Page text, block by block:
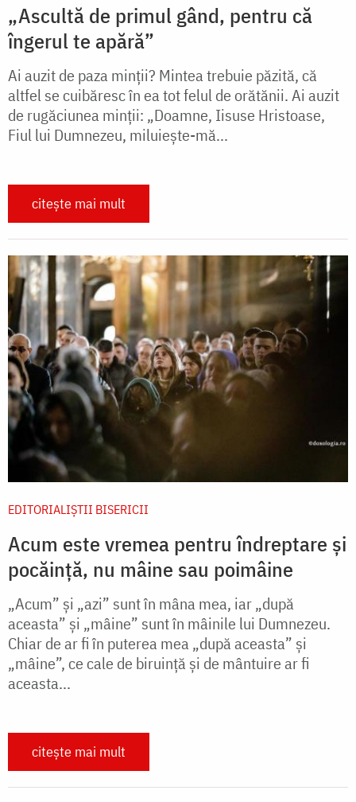
„Ascultă de primul gând, pentru că
îngerul te apără”
Ai auzit de paza minții? Mintea trebuie păzită, că
altfel se cuibăresc în ea tot felul de orătănii. Ai auzit
de rugăciunea minții: „Doamne, Iisuse Hristoase,
Fiul lui Dumnezeu, miluiește-mă...
citește mai mult
EDITORIALIȘTII BISERICII
Acum este vremea pentru îndreptare și
pocăință, nu mâine sau poimâine
„Acum” și „azi” sunt în mâna mea, iar „după
aceasta” și „mâine” sunt în mâinile lui Dumnezeu.
Chiar de ar fi în puterea mea „după aceasta” și
„mâine”, ce cale de biruință și de mântuire ar fi
aceasta...
citește mai mult